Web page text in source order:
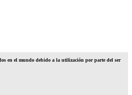
en el mundo debido a la utilización por parte del ser